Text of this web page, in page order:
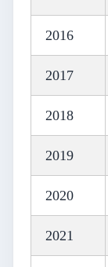
2016
2017
2018
2019
2020
2021